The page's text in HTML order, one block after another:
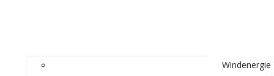
Windenergie